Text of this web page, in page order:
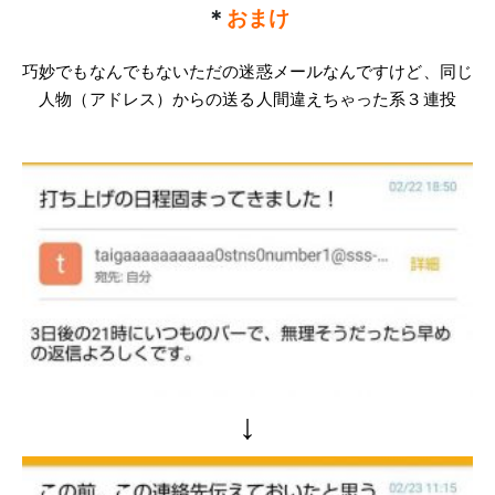
＊ おまけ
巧妙でもなんでもないただの迷惑メールなんですけど、同じ
人物（アドレス）からの送る人間違えちゃった系３連投
↓